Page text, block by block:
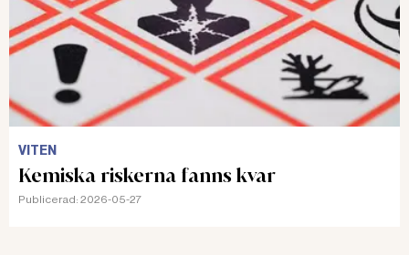
VITEN
Kemiska riskerna fanns kvar
Publicerad: 2026-05-27